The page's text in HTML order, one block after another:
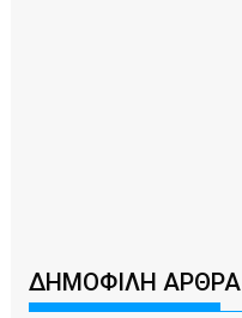
ΔΗΜΟΦΙΛΗ ΑΡΘΡΑ